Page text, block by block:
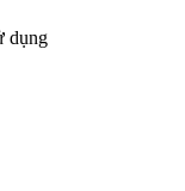
dụng